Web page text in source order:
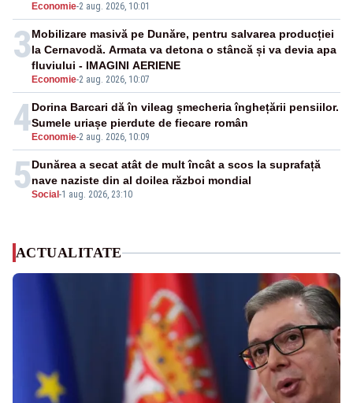
Economie-2 aug. 2026, 10:01
3
Economie-2 aug. 2026, 10:07
Mobilizare masivă pe Dunăre, pentru salvarea producției
la Cernavodă. Armata va detona o stâncă și va devia apa
fluviului - IMAGINI AERIENE
4 Economie-2 aug. 2026, 10:09
Dorina Barcari dă în vileag șmecheria înghețării pensiilor.
Sumele uriașe pierdute de fiecare român
5Social -1 aug. 2026, 23:10
Dunărea a secat atât de mult încât a scos la suprafață
nave naziste din al doilea război mondial
ACTUALITATE